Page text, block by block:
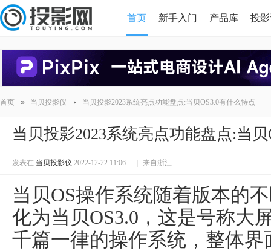
首页 新手入门 产品库 投
HDMI版本对比
首页 » 当贝投影仪 › 当贝投影2023系统亮点功能盘点:当贝OS3.0有什么特点
当贝投影2023系统亮点功能盘点:当
发表在 当贝投影仪 2022-12-22 11:06 来自浙江
当贝OS操作系统随着版本的
化为当贝OS3.0，这是号称大
千篇一律的操作系统，整体